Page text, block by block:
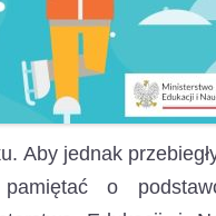
Aby jednak
o